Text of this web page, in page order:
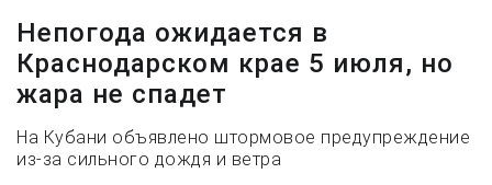
Непогода ожидается в
Краснодарском крае 5 июля, но
жара не спадет
На Кубани объявлено штормовое предупреждение
из-за сильного дождя и ветра